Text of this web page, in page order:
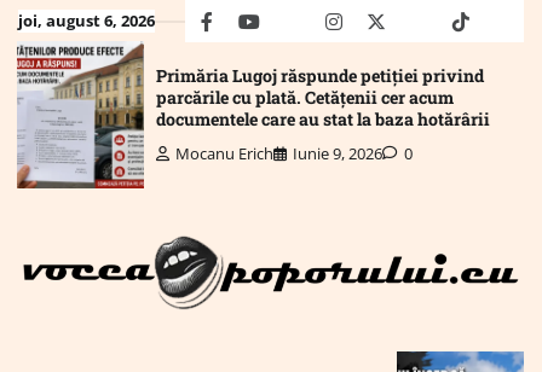
Skip
to
content
joi, august 6, 2026 facebookyoutubeMailinstagram
twitter truthtiktok
Primăria Lugoj răspunde petiției privind
parcările cu plată. Cetățenii cer acum
documentele care au stat la baza hotărârii
Mocanu Erich Iunie 9, 2026 0